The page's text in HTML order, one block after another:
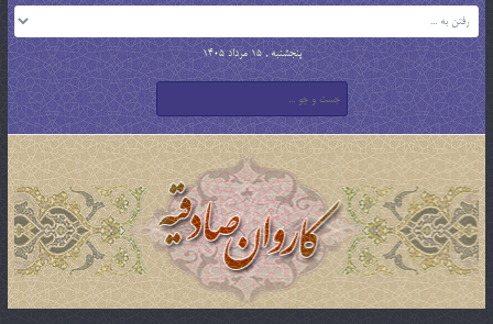
پنجشنبه , 15 مرداد 1405